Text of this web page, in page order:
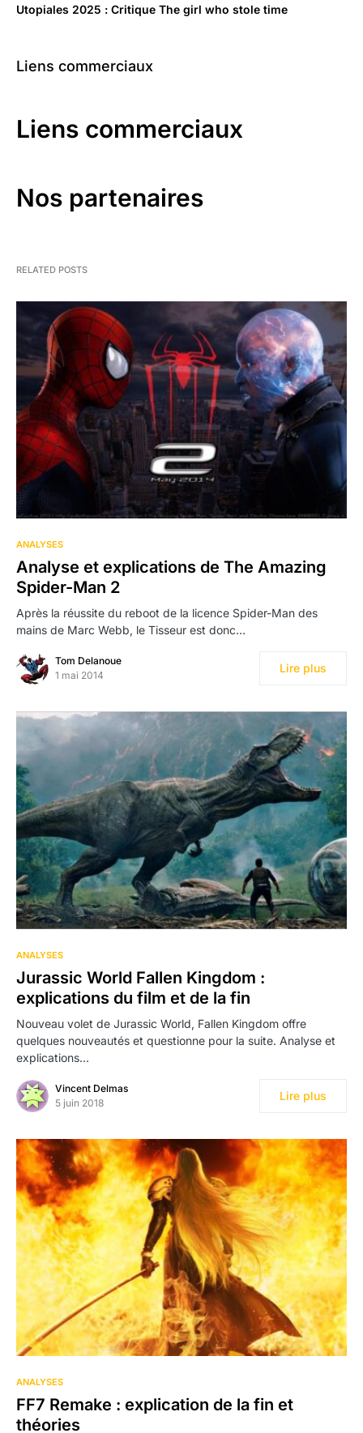
Utopiales 2025 : Critique The girl who stole time
Liens commerciaux
Liens commerciaux
Nos partenaires
RELATED POSTS
ANALYSES
Analyse et explications de The Amazing
Spider-Man 2
Après la réussite du reboot de la licence Spider-Man des
mains de Marc Webb, le Tisseur est donc…
Tom Delanoue
1 mai 2014
Lire plus
ANALYSES
Jurassic World Fallen Kingdom :
explications du film et de la fin
Nouveau volet de Jurassic World, Fallen Kingdom offre
quelques nouveautés et questionne pour la suite. Analyse et
explications…
Vincent Delmas
5 juin 2018
Lire plus
ANALYSES
FF7 Remake : explication de la fin et
théories